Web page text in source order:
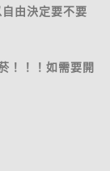
由決定要不要
！！！如需要開